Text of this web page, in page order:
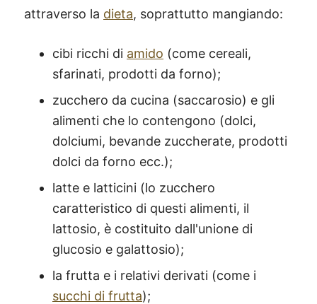
attraverso la dieta, soprattutto mangiando:
cibi ricchi di amido (come cereali,
sfarinati, prodotti da forno);
zucchero da cucina (saccarosio) e gli
alimenti che lo contengono (dolci,
dolciumi, bevande zuccherate, prodotti
dolci da forno ecc.);
latte e latticini (lo zucchero
caratteristico di questi alimenti, il
lattosio, è costituito dall'unione di
glucosio e galattosio);
la frutta e i relativi derivati (come i
succhi di frutta);